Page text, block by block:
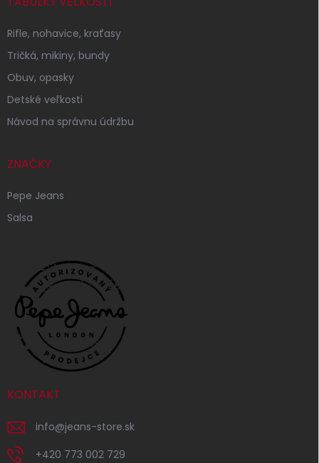
Rifle, nohavice, kraťasy
Tričká, mikiny, bundy
Obuv, opasky
Detské veľkosti
Návod na správnu údržbu
ZNAČKY
Pepe Jeans
Salsa
KONTAKT
info@jeans-store.sk
+420 773 002 729